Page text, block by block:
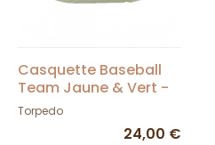
Casquette Baseball
Team Jaune & Vert -
Torpedo
Torpedo
24,00 €